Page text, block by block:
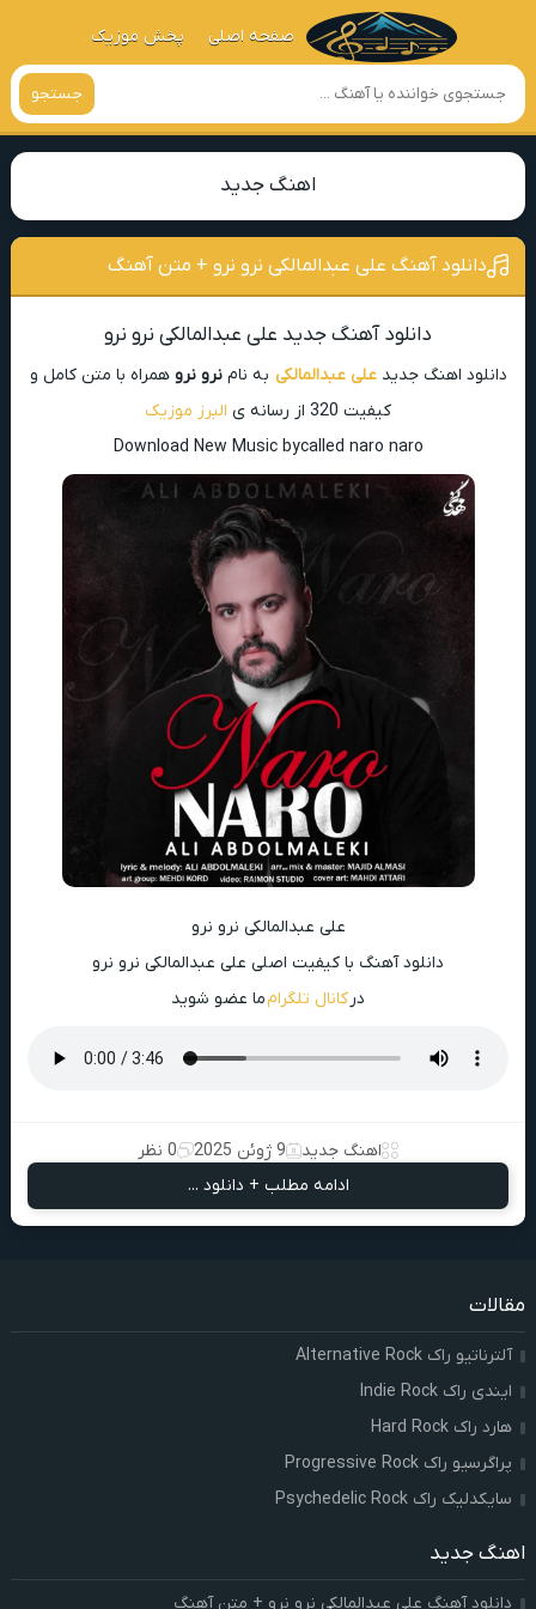
صفحه اصلی پخش موزیک
جستجو
اهنگ جدید
دانلود آهنگ علی عبدالمالکی نرو نرو + متن آهنگ
دانلود آهنگ جدید علی عبدالمالکی نرو نرو
دانلود اهنگ جدیدعلی عبدالمالکی به نامنرو نرو همراه با متن کامل و
کیفیت 320 از رسانه ی
البرز موزیک
Download New Music bycalled naro naro
علی عبدالمالکی نرو نرو
دانلود آهنگ با کیفیت اصلی علی عبدالمالکی نرو نرو
در کانال تلگرامما عضو شوید
اهنگ جدید 9 ژوئن 2025
0 نظر
ادامه مطلب + دانلود ...
مقالات
آلترناتیو راک Alternative Rock
ایندی راک Indie Rock
هارد راک Hard Rock
پراگرسیو راک Progressive Rock
سایکدلیک راک Psychedelic Rock
اهنگ جدید
دانلود آهنگ علی عبدالمالکی نرو نرو + متن آهنگ